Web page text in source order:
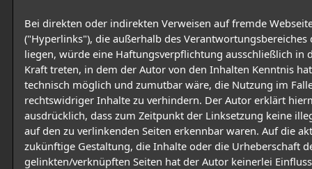
Bei direkten oder indirekten Verweisen auf fremde
("Hyperlinks"), die außerhalb des Verantwortungsbereiches
liegen, würde eine Haftungsverpflichtung ausschließlich in
Kraft treten, in dem der Autor von den Inhalten Kenntnis
technisch möglich und zumutbar wäre, die Nutzung im
rechtswidriger Inhalte zu verhindern. Der Autor erklärt
ausdrücklich, dass zum Zeitpunkt der Linksetzung keine
auf den zu verlinkenden Seiten erkennbar waren. Auf die
zukünftige Gestaltung, die Inhalte oder die Urheberschaft
gelinkten/verknüpften Seiten hat der Autor keinerlei